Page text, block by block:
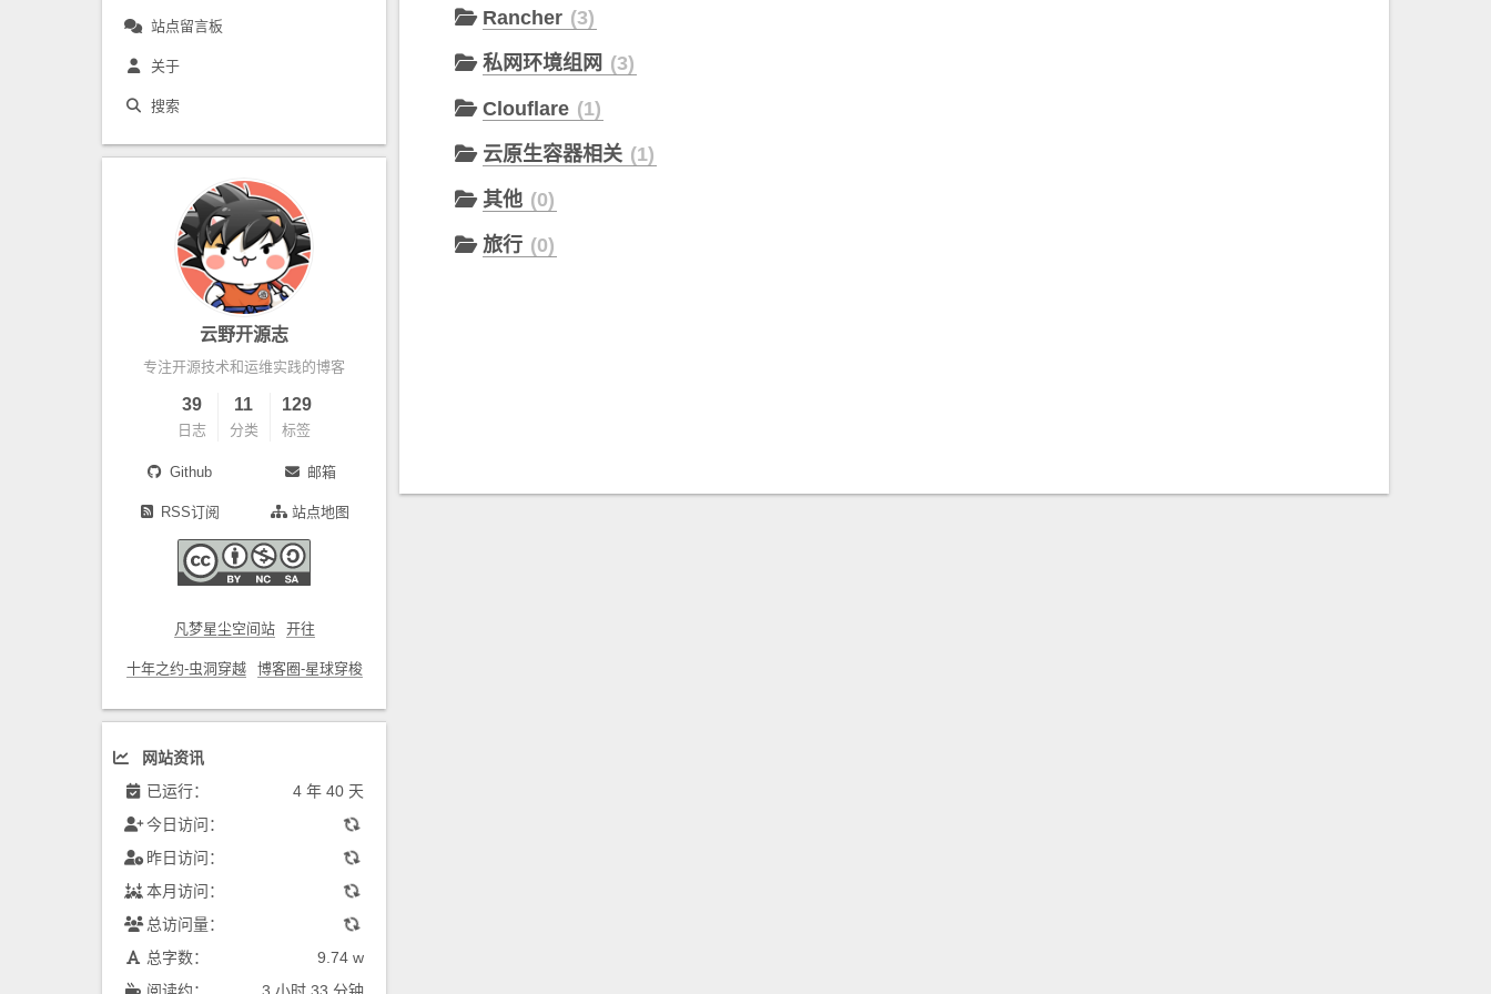
站点留言板
关于
搜索
云野开源志
专注开源技术和运维实践的博客
39
日志
11
分类
129
标签
Github 邮箱
RSS订阅 站点地图
凡梦星尘空间站 开往
十年之约-虫洞穿越 博客圈-星球穿梭
网站资讯
已运行：
4 年 40 天
今日访问：
昨日访问：
本月访问：
总访问量：
总字数：
9.74 w
Rancher 3
私网环境组网 3
Clouflare 1
云原生容器相关 1
其他 0
旅行 0